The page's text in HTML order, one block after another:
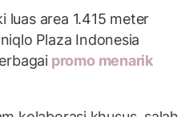
luas area 1.415 meter
Plaza Indonesia
promo menarik